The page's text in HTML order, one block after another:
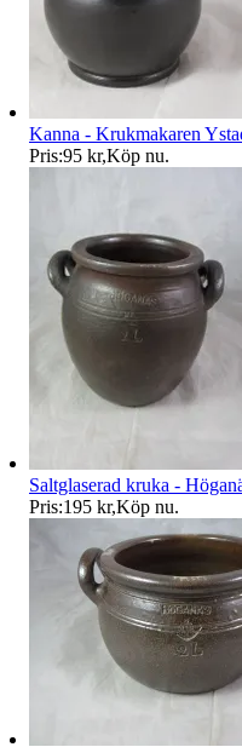
Kanna - Krukmakaren
Pris:95 kr,Köp nu.
Saltglaserad kruka -
Pris:195 kr,Köp nu.